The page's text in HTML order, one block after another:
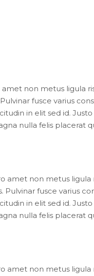
non metus ligula
fusce varius
in elit sed id.
nulla felis placerat
non metus ligula
fusce varius
in elit sed id.
nulla felis placerat
non metus ligula